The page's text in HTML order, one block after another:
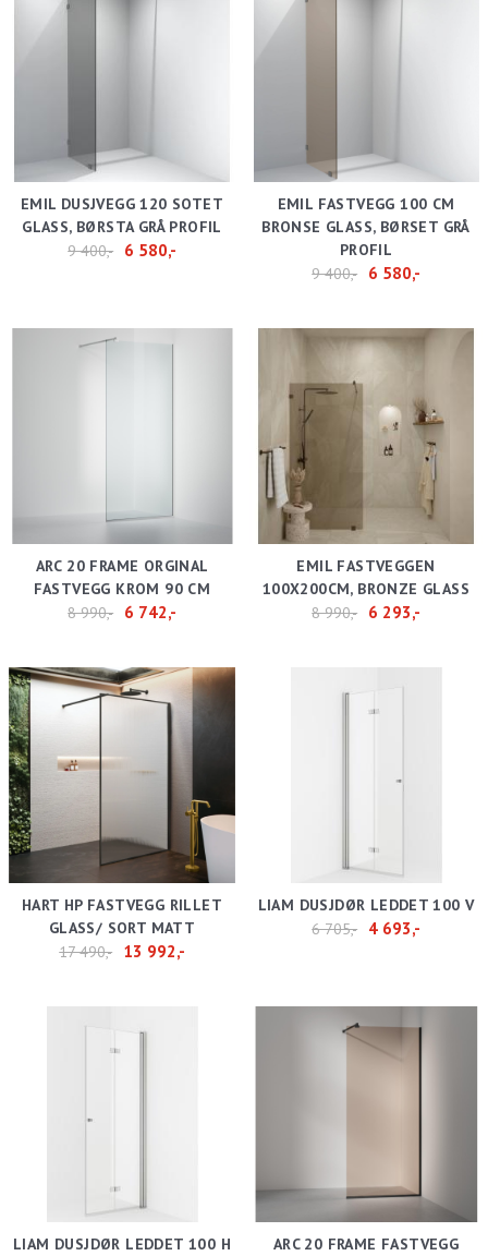
EMIL DUSJVEGG 120 SOTET
GLASS, BØRSTA GRÅ PROFIL
9 400,-
6 580,-
EMIL FASTVEGG 100 CM
BRONSE GLASS, BØRSET GRÅ
PROFIL
9 400,-
6 580,-
ARC 20 FRAME ORGINAL
FASTVEGG KROM 90 CM
8 990,-
6 742,-
EMIL FASTVEGGEN
100X200CM, BRONZE GLASS
8 990,-
6 293,-
HART HP FASTVEGG RILLET
GLASS/ SORT MATT
17 490,-
13 992,-
LIAM DUSJDØR LEDDET 100 V
6 705,-
4 693,-
LIAM DUSJDØR LEDDET 100 H
ARC 20 FRAME FASTVEGG